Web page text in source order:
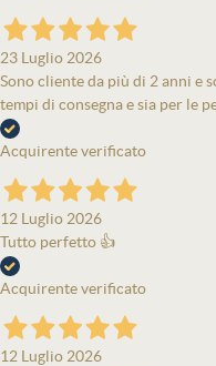
23 Luglio 2026
Sono cliente da più di 2 anni e
tempi di consegna e sia per le
Acquirente verificato
12 Luglio 2026
Tutto perfetto 👍
Acquirente verificato
12 Luglio 2026